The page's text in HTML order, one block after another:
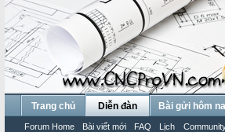
Trang chủ Diễn đàn
Forum Home Bài viết mới FAQ Lịch
Bài gửi hôm